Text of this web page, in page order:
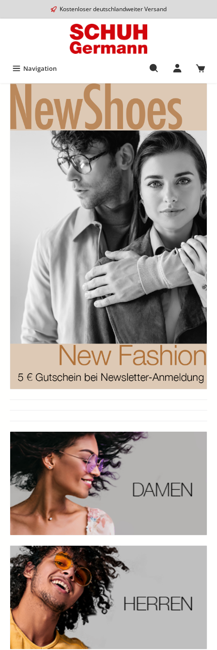
Kostenloser deutschlandweiter Versand
Navigation